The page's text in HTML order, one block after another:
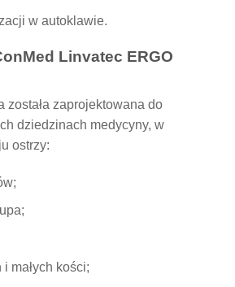
w autoklawie.
Linvatec ERGO
została zaprojektowana do
dziedzinach medycyny, w
ostrzy:
małych kości;